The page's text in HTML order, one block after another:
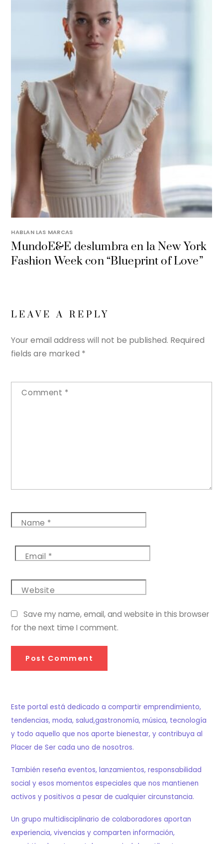
HABLAN LAS MARCAS
MundoE&E deslumbra en la New York
Fashion Week con “Blueprint of Love”
LEAVE A REPLY
Your email address will not be published. Required
fields are marked *
Comment *
Name *
Email *
Website
Save my name, email, and website in this browser
for the next time I comment.
Este portal está dedicado a compartir emprendimiento,
tendencias, moda, salud,gastronomía, música, tecnología
y todo aquello que nos aporte bienestar, y contribuya al
Placer de Ser cada uno de nosotros.
También reseña eventos, lanzamientos, responsabilidad
social y esos momentos especiales que nos mantienen
activos y positivos a pesar de cualquier circunstancia.
Un grupo multidisciplinario de colaboradores aportan
experiencia, vivencias y comparten información,